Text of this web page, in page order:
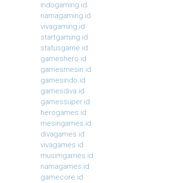
indogaming.id
namagaming.id
vivagaming.id
startgaming.id
statusgame.id
gameshero.id
gamesmesin.id
gamesindo.id
gamesdiva.id
gamessuper.id
herogames.id
mesingames.id
divagames.id
vivagames.id
musimgames.id
namagames.id
gamecore.id